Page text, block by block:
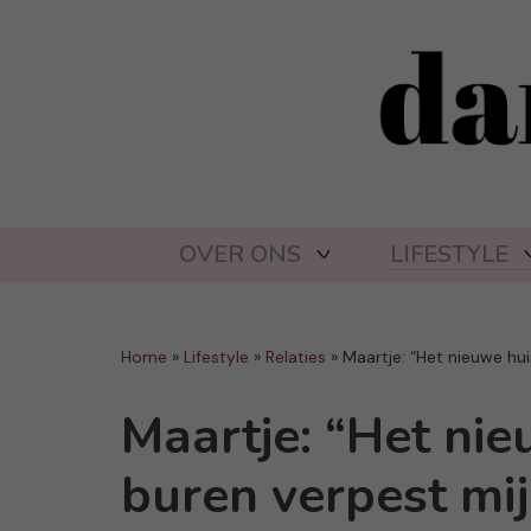
OVER ONS LIFESTYLE
Home » Lifestyle » Relaties » Maartje: “Het nieuwe
Maartje: “Het
buren verpest